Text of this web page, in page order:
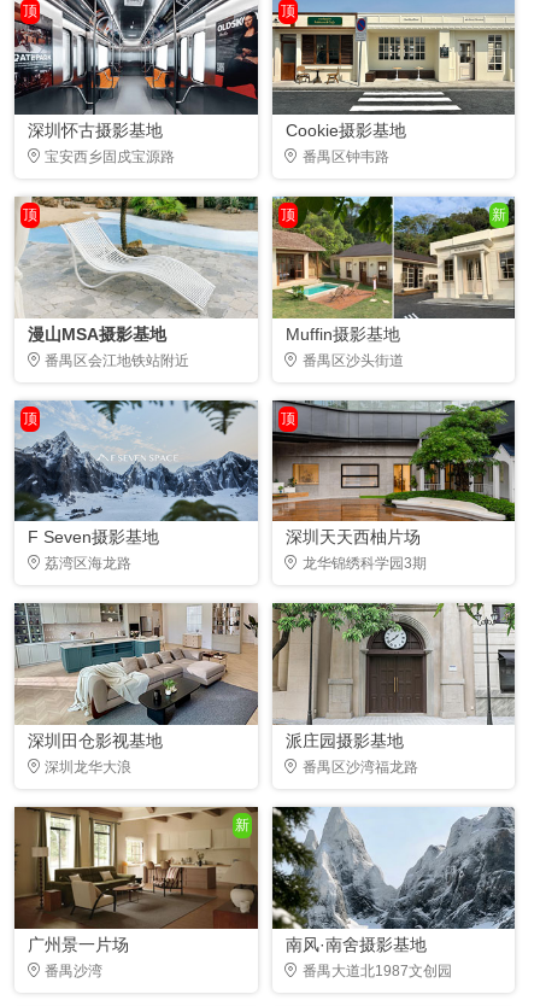
顶
深圳怀古摄影基地
宝安西乡固戍宝源路
顶
Cookie摄影基地
番禺区钟韦路
顶
漫山MSA摄影基地
番禺区会江地铁站附近
新
顶
Muffin摄影基地
番禺区沙头街道
顶
F Seven摄影基地
荔湾区海龙路
顶
深圳天天西柚片场
龙华锦绣科学园3期
深圳田仓影视基地
深圳龙华大浪
派庄园摄影基地
番禺区沙湾福龙路
新
广州景一片场
番禺沙湾
南风·南舍摄影基地
番禺大道北1987文创园